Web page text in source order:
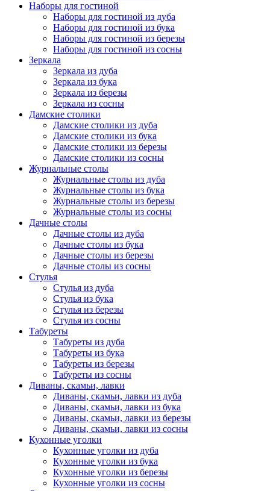
Наборы для гостиной
Наборы для гостиной из дуба
Наборы для гостиной из бука
Наборы для гостиной из березы
Наборы для гостиной из сосны
Зеркала
Зеркала из дуба
Зеркала из бука
Зеркала из березы
Зеркала из сосны
Дамские столики
Дамские столики из дуба
Дамские столики из бука
Дамские столики из березы
Дамские столики из сосны
Журнальные столы
Журнальные столы из дуба
Журнальные столы из бука
Журнальные столы из березы
Журнальные столы из сосны
Дачные столы
Дачные столы из дуба
Дачные столы из бука
Дачные столы из березы
Дачные столы из сосны
Стулья
Стулья из дуба
Стулья из бука
Стулья из березы
Стулья из сосны
Табуреты
Табуреты из дуба
Табуреты из бука
Табуреты из березы
Табуреты из сосны
Диваны, скамьи, лавки
Диваны, скамьи, лавки из дуба
Диваны, скамьи, лавки из бука
Диваны, скамьи, лавки из березы
Диваны, скамьи, лавки из сосны
Кухонные уголки
Кухонные уголки из дуба
Кухонные уголки из бука
Кухонные уголки из березы
Кухонные уголки из сосны